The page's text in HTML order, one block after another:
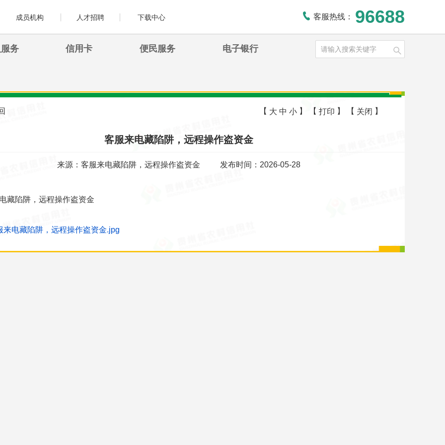
成员机构 人才招聘 下载中心 客服热线： 96688
务 信用卡 便民服务 电子银行
【 大 中 小】 【 打印 】 【 关闭 】
客服来电藏陷阱，远程操作盗资金
来源：客服来电藏陷阱，远程操作盗资金 发布时间：2026-05-28
藏陷阱，远程操作盗资金
来电藏陷阱，远程操作盗资金.jpg